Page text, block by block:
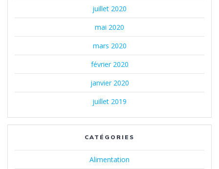
juillet 2020
mai 2020
mars 2020
février 2020
janvier 2020
juillet 2019
CATÉGORIES
Alimentation